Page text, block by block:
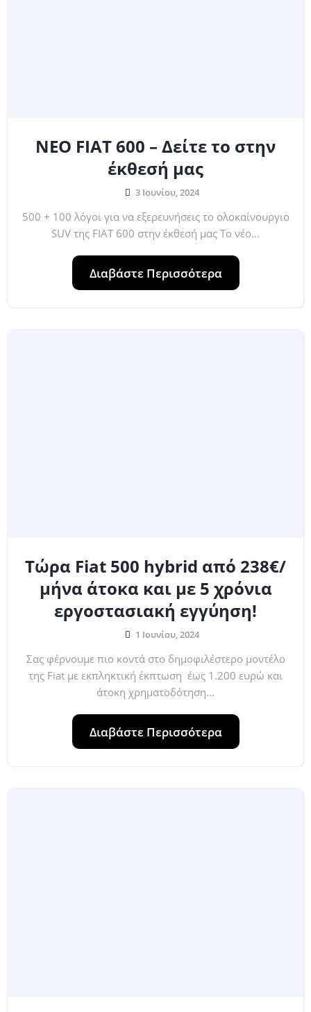
ΝΕΟ FIAT 600 – Δείτε το στην
έκθεσή μας
3 Ιουνίου, 2024
500 + 100 λόγοι για να εξερευνήσεις το ολοκαίνουργιο
SUV της FIAT 600 στην έκθεσή μας Το νέο...
Διαβάστε Περισσότερα
Τώρα Fiat 500 hybrid από 238€/
μήνα άτοκα και με 5 χρόνια
εργοστασιακή εγγύηση!
1 Ιουνίου, 2024
Σας φέρνουμε πιο κοντά στο δημοφιλέστερο μοντέλο
της Fiat με εκπληκτική έκπτωση έως 1.200 ευρώ και
άτοκη χρηματοδότηση...
Διαβάστε Περισσότερα